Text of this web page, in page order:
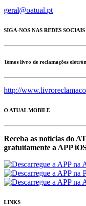
geral@oatual.pt
SIGA-NOS NAS REDES SOCIAIS
Temos livro de reclamações
http://
O ATUAL MOBILE
Receba as notícias do
gratuítamente a APP
LINKS